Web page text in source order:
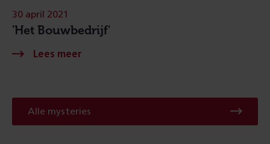
'Het Bouwbedrijf'
30 april 2021
Alle mysteries